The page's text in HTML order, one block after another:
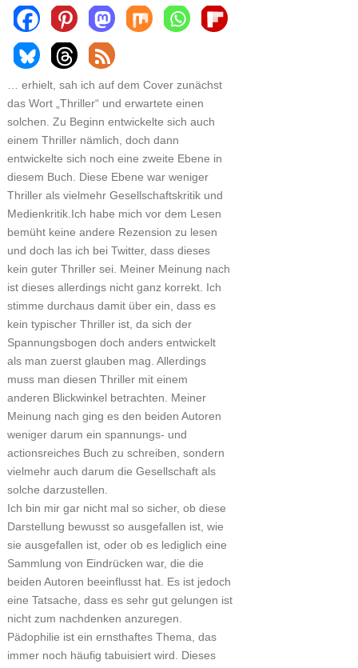
… erhielt, sah ich auf dem Cover zunächst
das Wort „Thriller“ und erwartete einen
solchen. Zu Beginn entwickelte sich auch
einem Thriller nämlich, doch dann
entwickelte sich noch eine zweite Ebene in
diesem Buch. Diese Ebene war weniger
Thriller als vielmehr Gesellschaftskritik und
Medienkritik.Ich habe mich vor dem Lesen
bemüht keine andere Rezension zu lesen
und doch las ich bei Twitter, dass dieses
kein guter Thriller sei. Meiner Meinung nach
ist dieses allerdings nicht ganz korrekt. Ich
stimme durchaus damit über ein, dass es
kein typischer Thriller ist, da sich der
Spannungsbogen doch anders entwickelt
als man zuerst glauben mag. Allerdings
muss man diesen Thriller mit einem
anderen Blickwinkel betrachten. Meiner
Meinung nach ging es den beiden Autoren
weniger darum ein spannungs- und
actionsreiches Buch zu schreiben, sondern
vielmehr auch darum die Gesellschaft als
solche darzustellen.
Ich bin mir gar nicht mal so sicher, ob diese
Darstellung bewusst so ausgefallen ist, wie
sie ausgefallen ist, oder ob es lediglich eine
Sammlung von Eindrücken war, die die
beiden Autoren beeinflusst hat. Es ist jedoch
eine Tatsache, dass es sehr gut gelungen ist
nicht zum nachdenken anzuregen.
Pädophilie ist ein ernsthaftes Thema, das
immer noch häufig tabuisiert wird. Dieses